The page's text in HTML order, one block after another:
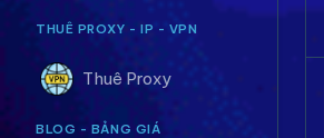
THUÊ PROXY - IP - VPN
Thuê Proxy
BLOG - BẢNG GIÁ